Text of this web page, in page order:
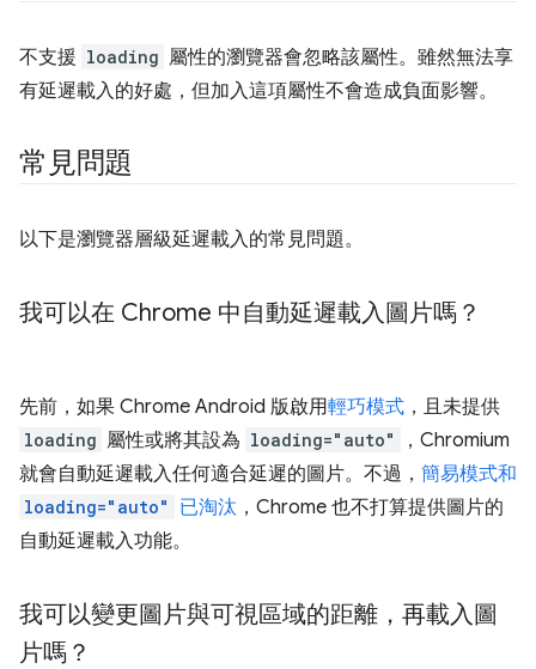
不支援 loading 屬性的瀏覽器會忽略該屬性。雖然無法享
有延遲載入的好處，但加入這項屬性不會造成負面影響。
常見問題
以下是瀏覽器層級延遲載入的常見問題。
我可以在 Chrome 中自動延遲載入圖片嗎？
先前，如果 Chrome Android 版啟用輕巧模式 ，且未提供
loading 屬性或將其設為 loading="auto"
，Chromium
就會自動延遲載入任何適合延遲的圖片。不過， 簡易模式和
loading="auto" 已淘汰 ，Chrome 也不打算提供圖片的
自動延遲載入功能。
我可以變更圖片與可視區域的距離，再載入圖
片嗎？